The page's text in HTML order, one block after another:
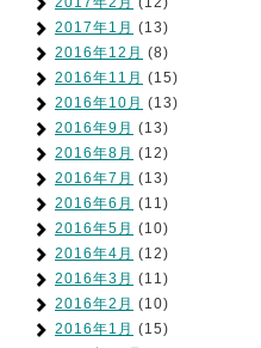
2017年1月 (13)
2016年12月 (8)
2016年11月 (15)
2016年10月 (13)
2016年9月 (13)
2016年8月 (12)
2016年7月 (13)
2016年6月 (11)
2016年5月 (10)
2016年4月 (12)
2016年3月 (11)
2016年2月 (10)
2016年1月 (15)